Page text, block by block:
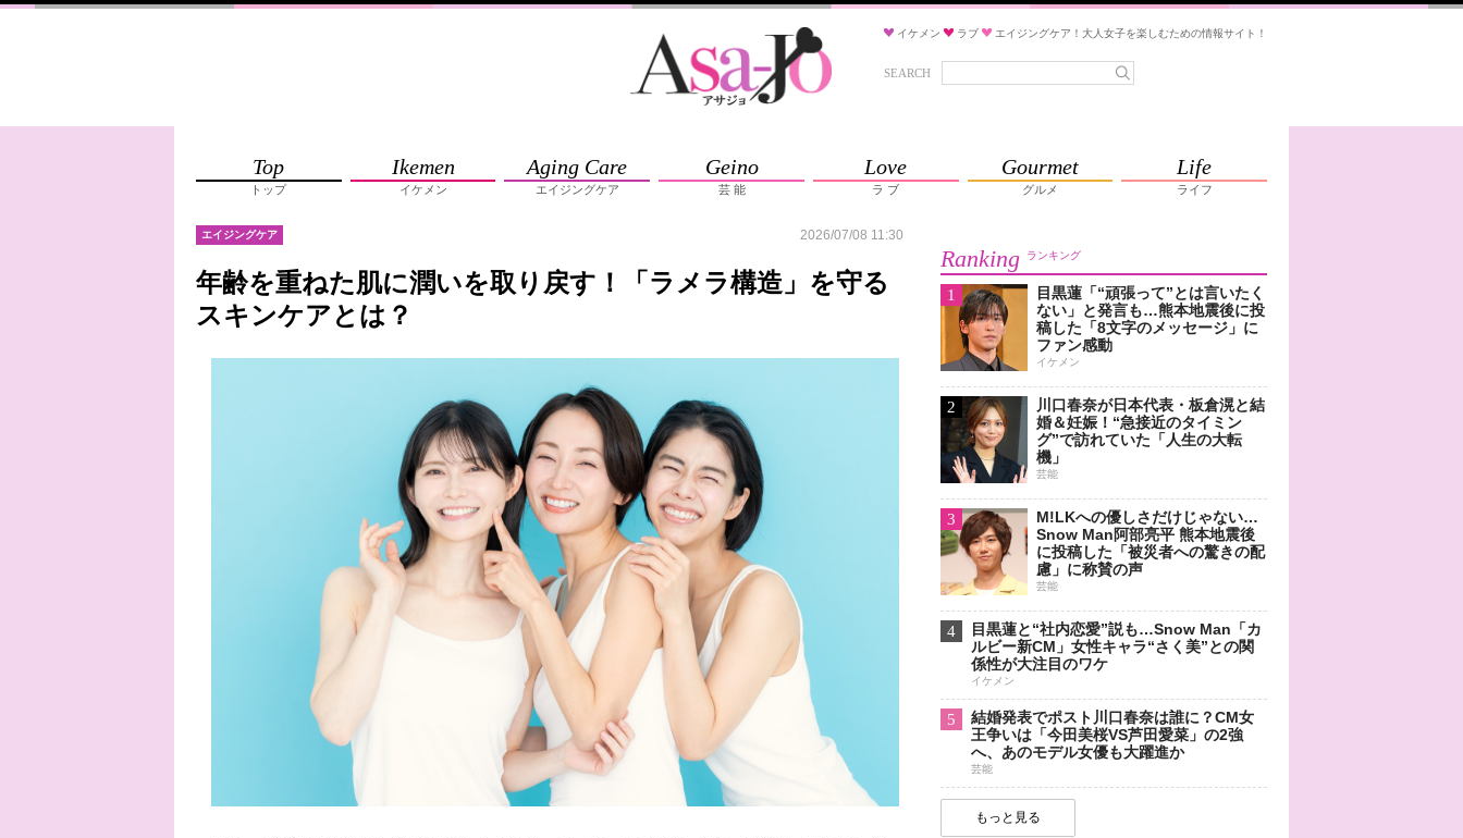
イケメン ラブ エイジングケア！大人女子を楽しむための情報サイト！
SEARCH
Top
トップ
Ikemen
イケメン
Aging Care
エイジングケア
Geino
芸 能
Love
ラ ブ
Gourmet
グルメ
Life
ライフ
エイジングケア 2026/07/08 11:30
年齢を重ねた肌に潤いを取り戻す！「ラメラ構造」を守る
スキンケアとは？
Ranking ランキング
1
目黒蓮「“頑張って”とは言いたく
ない」と発言も…熊本地震後に投
稿した「8文字のメッセージ」に
ファン感動
イケメン
2
川口春奈が日本代表・板倉滉と結
婚＆妊娠！“急接近のタイミン
グ”で訪れていた「人生の大転
機」
芸能
3
M!LKへの優しさだけじゃない…
Snow Man阿部亮平 熊本地震後
に投稿した「被災者への驚きの配
慮」に称賛の声
芸能
4
目黒蓮と“社内恋愛”説も…Snow Man「カ
ルビー新CM」女性キャラ“さく美”との関
係性が大注目のワケ
イケメン
5
結婚発表でポスト川口春奈は誰に？CM女
王争いは「今田美桜VS芦田愛菜」の2強
へ、あのモデル女優も大躍進か
芸能
もっと見る